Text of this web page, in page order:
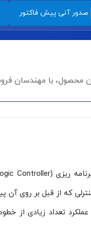
صدور آنی پیش فاکتور
محصول، با مهندسان
که از قبل بر روی
تعداد زیادی از